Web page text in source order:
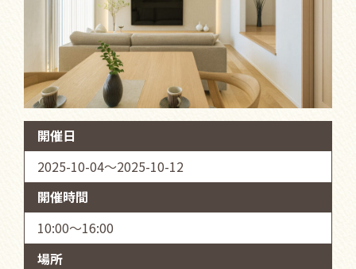
開催日
2025-10-04～2025-10-12
開催時間
10:00～16:00
場所